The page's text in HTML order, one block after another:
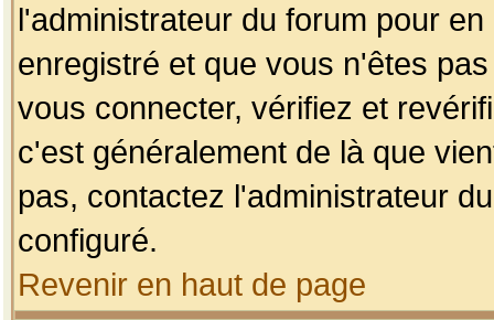
l'administrateur du forum pour
enregistré et que vous n'êtes
vous connecter, vérifiez et
c'est généralement de là que
pas, contactez l'administrateur
configuré.
Revenir en haut de page